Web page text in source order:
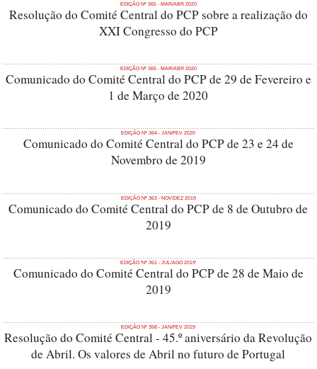
EDIÇÃO Nº 365 - MAR/ABR 2020
Resolução do Comité Central do PCP sobre a realização do
XXI Congresso do PCP
EDIÇÃO Nº 365 - MAR/ABR 2020
Comunicado do Comité Central do PCP de 29 de Fevereiro e
1 de Março de 2020
EDIÇÃO Nº 364 - JAN/FEV 2020
Comunicado do Comité Central do PCP de 23 e 24 de
Novembro de 2019
EDIÇÃO Nº 363 - NOV/DEZ 2019
Comunicado do Comité Central do PCP de 8 de Outubro de
2019
EDIÇÃO 'Nº 361 - JUL/AGO 2019'
Comunicado do Comité Central do PCP de 28 de Maio de
2019
EDIÇÃO Nº 358 - JAN/FEV 2019
Resolução do Comité Central - 45.º aniversário da Revolução
de Abril. Os valores de Abril no futuro de Portugal